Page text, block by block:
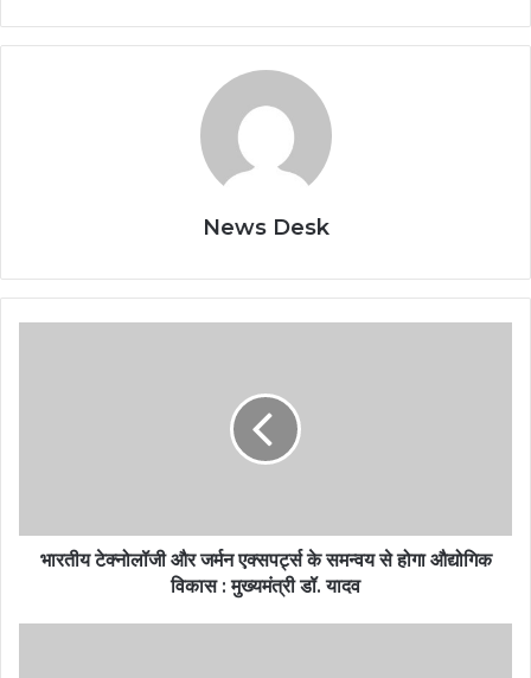
News Desk
भारतीय टेक्नोलॉजी और जर्मन एक्सपर्ट्स के समन्वय से होगा औद्योगिक
विकास : मुख्यमंत्री डॉ. यादव